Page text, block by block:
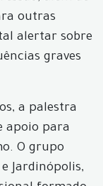
outras
alertar sobre
graves
a palestra
apoio para
O grupo
Jardinópolis,